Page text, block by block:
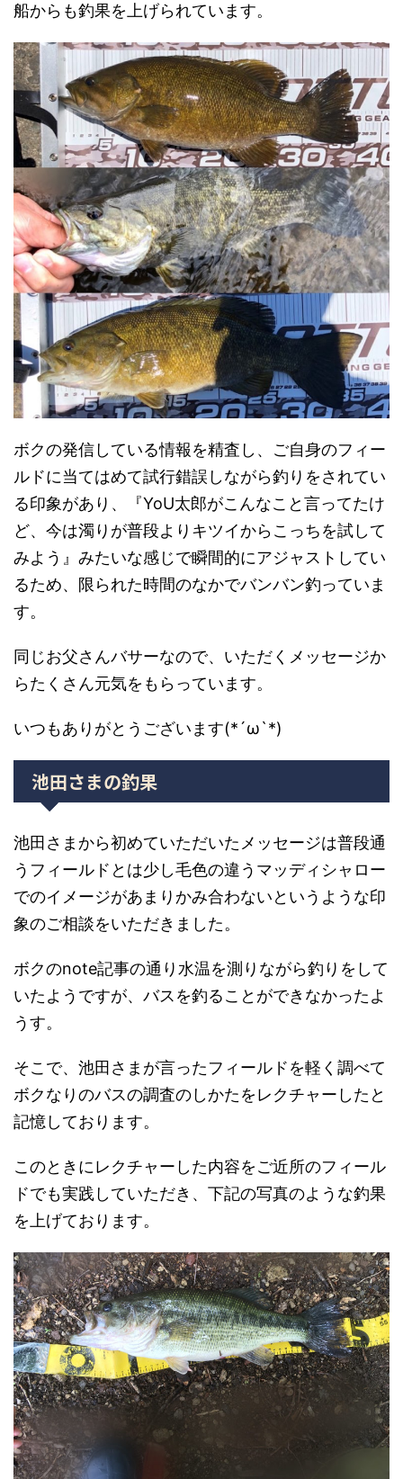
船からも釣果を上げられています。
ボクの発信している情報を精査し、ご自身のフィー
ルドに当てはめて試行錯誤しながら釣りをされてい
る印象があり、『YoU太郎がこんなこと言ってたけ
ど、今は濁りが普段よりキツイからこっちを試して
みよう』みたいな感じで瞬間的にアジャストしてい
るため、限られた時間のなかでバンバン釣っていま
す。
同じお父さんバサーなので、いただくメッセージか
らたくさん元気をもらっています。
いつもありがとうございます(*´ω`*)
池田さまの釣果
池田さまから初めていただいたメッセージは普段通
うフィールドとは少し毛色の違うマッディシャロー
でのイメージがあまりかみ合わないというような印
象のご相談をいただきました。
ボクのnote記事の通り水温を測りながら釣りをして
いたようですが、バスを釣ることができなかったよ
うす。
そこで、池田さまが言ったフィールドを軽く調べて
ボクなりのバスの調査のしかたをレクチャーしたと
記憶しております。
このときにレクチャーした内容をご近所のフィール
ドでも実践していただき、下記の写真のような釣果
を上げております。